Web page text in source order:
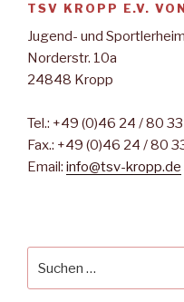
TSV KROPP E.V.
Jugend- und Sportlerheim
Norderstr. 10a
24848 Kropp
Tel.: +49 (0)46 24 / 80
Fax.: +49 (0)46 24 / 80
Email: info@tsv-kropp.de